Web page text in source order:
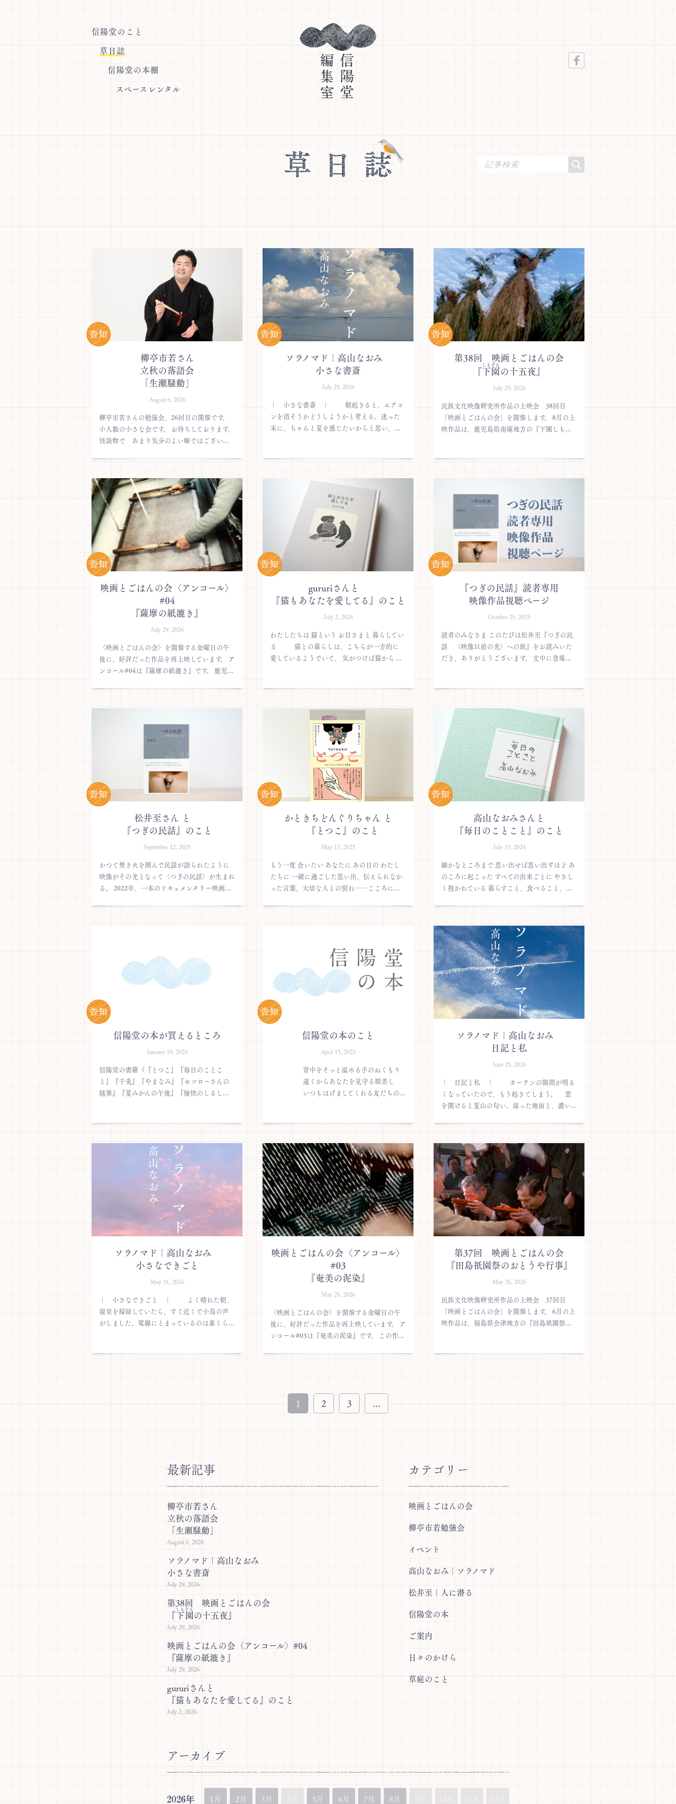
信陽堂のこと
草日誌
信陽堂の本棚
スペースレンタル
柳亭市若さん
立秋の落語会
「生瀬騒動」
August 6, 2026
柳亭市若さんの勉強会、26回目の開催です。
小人数の小さな会です。 お待ちしております。
怪談物で あまり気分のよい噺ではござい...
ソラノマド｜高山なおみ
小さな書斎
July 29, 2026
｜ 小さな書斎 ｜ 朝起きると、エアコ
ンを消そうかどうしようかと考える。迷った
末に、ちゃんと夏を感じたいからと思い、...
第38回 映画とごはんの会
『下園
しもぞん
の十五夜』
July 29, 2026
民族文化映像研究所作品の上映会 38回目
「映画とごはんの会」を開催します。 8月の上
映作品は、鹿児島県南薩地方の『下園しも...
映画とごはんの会〈アンコール〉
#04
『薩摩の紙漉き』
July 29, 2026
〈映画とごはんの会〉を開催する金曜日の午
後に、好評だった作品を再上映しています。 ア
ンコール#04は『薩摩の紙漉き』です。 鹿児...
gururiさんと
『猫もあなたを愛してる』のこと
July 2, 2026
わたしたちは 猫という お日さまと 暮らしてい
る 猫との暮らしは、こちらが一方的に
愛しているようでいて、 気がつけば猫から ...
『つぎの民話』読者専用
映像作品視聴ページ
October 29, 2025
読者のみなさま このたびは松井至『つぎの民
話 〈映像以前の光〉への旅』をお読みいた
だき、ありがとうございます。 文中に登場...
松井至さん と
『つぎの民話』のこと
September 12, 2025
かつて焚き火を囲んで民話が語られたように
映像がその光となって〈つぎの民話〉が生まれ
る。 2022年、一本のドキュメンタリー映画...
かときちどんぐりちゃん と
『とつこ』のこと
May 13, 2025
もう一度 会いたい あなたに あの日の わたし
たちに 一緒に過ごした思い出、伝えられなか
った言葉、大切な人との別れ……こころに...
高山なおみさんと
『毎日のことこと』のこと
July 15, 2024
細かなところまで 思い出せば思い出すほど あ
のころに起こった すべての出来ごとに やさし
く抱かれている 暮らすこと、食べること、...
信陽堂の本が買えるところ
January 10, 2024
信陽堂の書籍（『とつこ』『毎日のことこ
と』『千兎』『やまなみ』『セツローさんの
随筆』『夏みかんの午後』『愉快のしるし...
信陽堂の本のこと
April 15, 2023
背中をそっと温める手のぬくもり
遠くからあなたを見守る眼差し
いつもはげましてくれる友だちの...
ソラノマド｜高山なおみ
日記と私
June 25, 2026
｜ 日記と私 ｜ カーテンの隙間が明る
くなっていたので、もう起きてしまう。 窓
を開けると夏山の匂い。湿った地面と、濃い...
ソラノマド｜高山なおみ
小さなできごと
May 31, 2026
｜ 小さなできごと ｜ よく晴れた朝、
寝室を掃除していたら、すぐ近くで小鳥の声
がしました。電線にとまっているのは雀くら...
映画とごはんの会〈アンコール〉
#03
『奄美の泥染』
May 26, 2026
〈映画とごはんの会〉を開催する金曜日の午
後に、好評だった作品を再上映しています。 ア
ンコール#03は『奄美の泥染』です。 この作...
第37回 映画とごはんの会
『田島祇園祭のおとうや行事』
May 26, 2026
民族文化映像研究所作品の上映会 37回目
「映画とごはんの会」を開催します。 6月の上
映作品は、福島県会津地方の『田島祇園祭...
1 2 3 ...
最新記事
柳亭市若さん
立秋の落語会
「生瀬騒動」
August 6, 2026
ソラノマド｜高山なおみ
小さな書斎
July 29, 2026
第38回 映画とごはんの会
下園
しもぞん
の十五夜』
July 29, 2026
映画とごはんの会〈アンコール〉#04
『薩摩の紙漉き』
July 29, 2026
gururiさんと
『猫もあなたを愛してる』のこと
July 2, 2026
カテゴリー
映画とごはんの会
柳亭市若勉強会
イベント
高山なおみ｜ソラノマド
松井至｜人に潜る
信陽堂の本
ご案内
日々のかけら
草庭のこと
アーカイブ
2026年 1月 2月 3月 5月 6月 7月 8月